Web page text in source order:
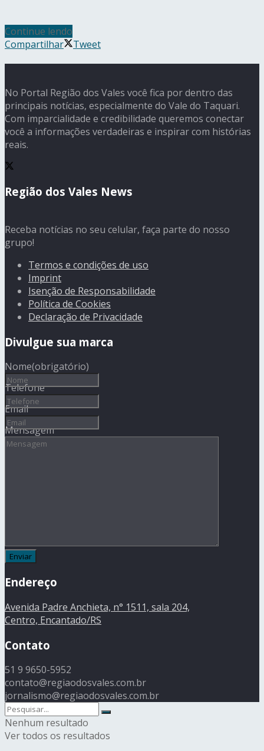
Continue lendo
Compartilhar
Tweet
No Portal Região dos Vales você fica por dentro das
principais notícias, especialmente do Vale do Taquari.
Com imparcialidade e credibilidade queremos conectar
você a informações verdadeiras e inspirar com histórias
reais.
Região dos Vales News
Receba notícias no seu celular, faça parte do nosso
grupo!
Termos e condições de uso
Imprint
Isenção de Responsabilidade
Política de Cookies
Declaração de Privacidade
Divulgue sua marca
Nome(obrigatório)
Telefone
Email
Mensagem
Endereço
Avenida Padre Anchieta, n° 1511, sala 204,
Centro, Encantado/RS
Contato
51 9 9650-5952
contato@regiaodosvales.com.br
jornalismo@regiaodosvales.com.br
Nenhum resultado
Ver todos os resultados